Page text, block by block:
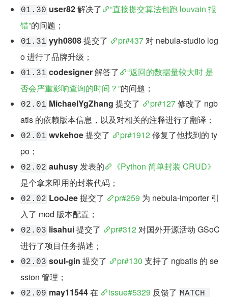
01.30 user82 解决了
“直接提交算法包跑 louvain 报
错”的问题；
01.31 yyh0808 提交了 pr#437 对 nebula-studio log
o 进行了品牌升级；
01.31 codesigner 解答了
“返回的数据量较大时 是
否会严重影响查询的时间？”的问题；
02.01 MichaelYgZhang 提交了 pr#127 修改了 ngb
atis 的依赖版本信息，以及对相关的注释进行了翻译；
02.01 wvkehoe 提交了 pr#1912 修复了他找到的 ty
po；
02.02 auhusy 发表的
《Python 简单封装 CRUD》
是个拿来即用的封装代码；
02.02 LooJee 提交了 pr#259 为 nebula-importer 引
入了 mod 版本配置；
02.03 lisahui 提交了 pr#312 对国外开源活动 GSoC
进行了项目任务描述；
02.03 soul-gin 提交了 pr#130 支持了 ngbatis 的 se
ssion 管理；
02.09 may11544 在 issue#5329 反馈了 MATCH